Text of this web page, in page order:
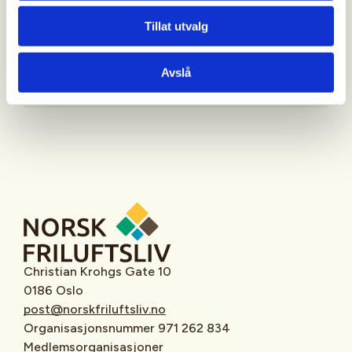
Tillat utvalg
Avslå
Oppmøtested
Christian Krohgs Gate 10
0186 Oslo
post@norskfriluftsliv.no
Organisasjonsnummer 971 262 834
Medlemsorganisasjoner